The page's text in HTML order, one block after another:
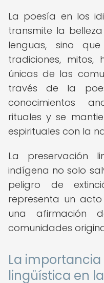
La poesía en los
transmite la
lenguas, sino
tradiciones, mitos,
únicas de las
través de la
conocimientos
rituales y se
espirituales con la
La preservación
indígena no solo
peligro de
representa un
una afirmación
comunidades
La
lingüística en